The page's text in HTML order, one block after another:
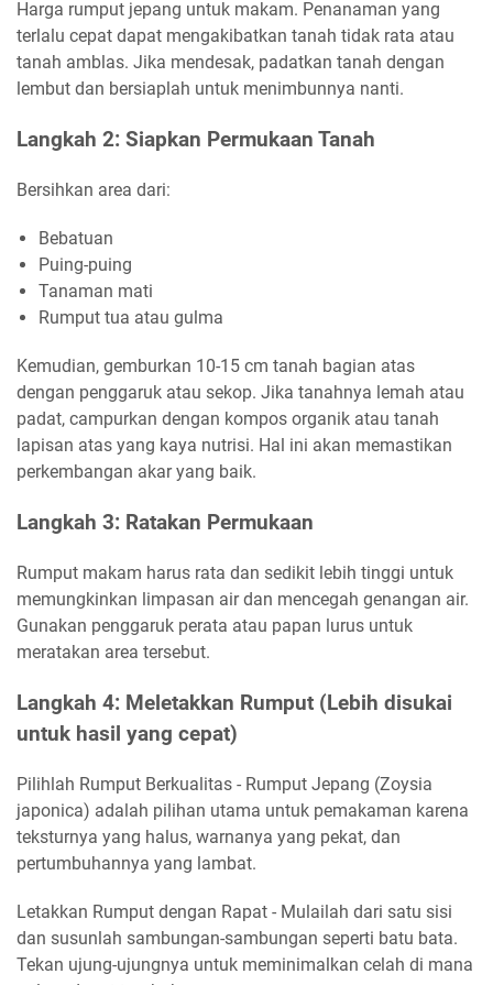
Harga rumput jepang untuk makam. Penanaman yang
terlalu cepat dapat mengakibatkan tanah tidak rata atau
tanah amblas. Jika mendesak, padatkan tanah dengan
lembut dan bersiaplah untuk menimbunnya nanti.
Langkah 2: Siapkan Permukaan Tanah
Bersihkan area dari:
Bebatuan
Puing-puing
Tanaman mati
Rumput tua atau gulma
Kemudian, gemburkan 10-15 cm tanah bagian atas
dengan penggaruk atau sekop. Jika tanahnya lemah atau
padat, campurkan dengan kompos organik atau tanah
lapisan atas yang kaya nutrisi. Hal ini akan memastikan
perkembangan akar yang baik.
Langkah 3: Ratakan Permukaan
Rumput makam harus rata dan sedikit lebih tinggi untuk
memungkinkan limpasan air dan mencegah genangan air.
Gunakan penggaruk perata atau papan lurus untuk
meratakan area tersebut.
Langkah 4: Meletakkan Rumput (Lebih disukai
untuk hasil yang cepat)
Pilihlah Rumput Berkualitas - Rumput Jepang (Zoysia
japonica) adalah pilihan utama untuk pemakaman karena
teksturnya yang halus, warnanya yang pekat, dan
pertumbuhannya yang lambat.
Letakkan Rumput dengan Rapat - Mulailah dari satu sisi
dan susunlah sambungan-sambungan seperti batu bata.
Tekan ujung-ujungnya untuk meminimalkan celah di mana